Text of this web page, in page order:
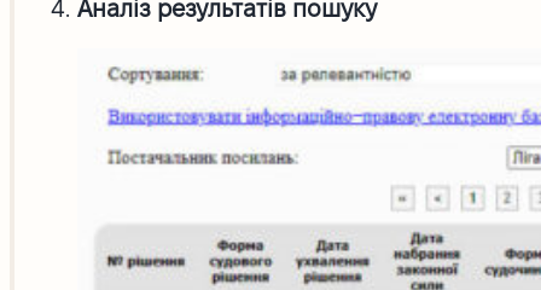
Аналіз результатів пошуку